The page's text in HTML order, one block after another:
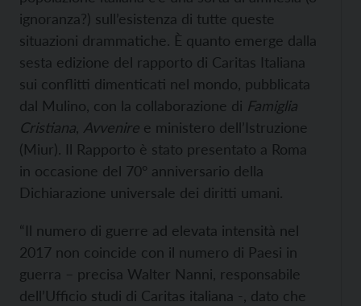
ignoranza?) sull’esistenza di tutte queste
situazioni drammatiche. È quanto emerge dalla
sesta edizione del rapporto di Caritas Italiana
sui conflitti dimenticati nel mondo, pubblicata
dal Mulino, con la collaborazione di Famiglia
Cristiana Avvenire e ministero dell’Istruzione
(Miur). Il Rapporto è stato presentato a Roma
in occasione del 70° anniversario della
Dichiarazione universale dei diritti umani.
“Il numero di guerre ad elevata intensità nel
2017 non coincide con il numero di Paesi in
guerra – precisa Walter Nanni, responsabile
dell’Ufficio studi di Caritas italiana -, dato che